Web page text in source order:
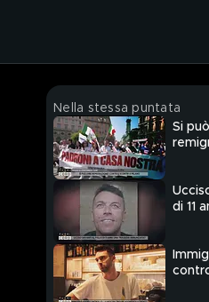
Nella stessa puntata
Si
di 11